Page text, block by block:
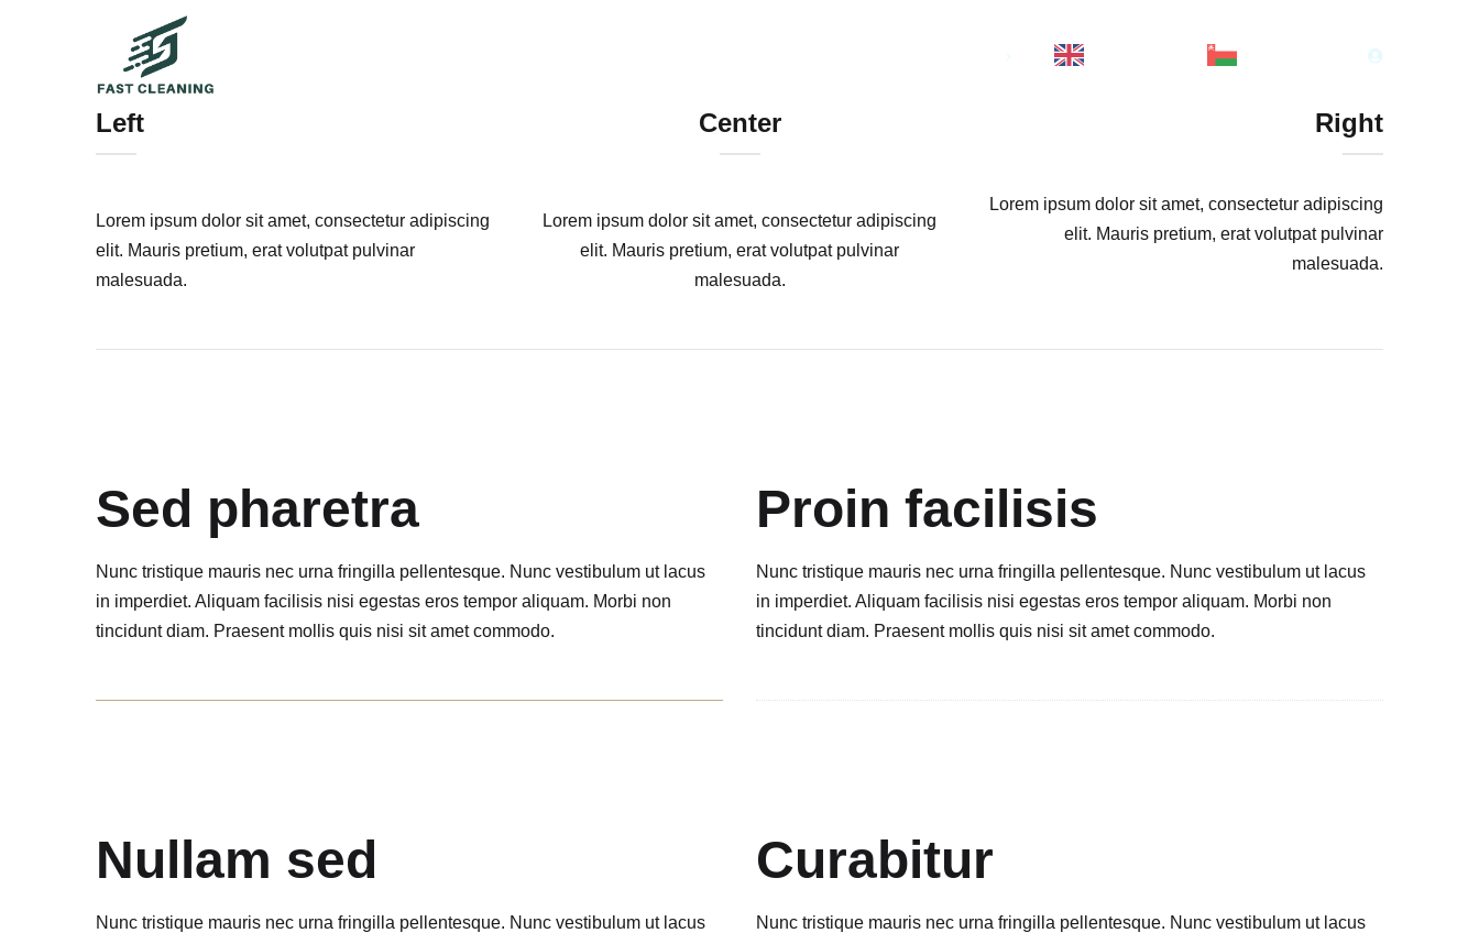
Left
Lorem ipsum dolor sit amet, consectetur adipiscing
elit. Mauris pretium, erat volutpat pulvinar
malesuada.
Center
Lorem ipsum dolor sit amet, consectetur adipiscing
elit. Mauris pretium, erat volutpat pulvinar
malesuada.
Right
Lorem ipsum dolor sit amet, consectetur adipiscing
elit. Mauris pretium, erat volutpat pulvinar
malesuada.
Sed pharetra
Nunc tristique mauris nec urna fringilla pellentesque. Nunc vestibulum ut lacus
in imperdiet. Aliquam facilisis nisi egestas eros tempor aliquam. Morbi non
tincidunt diam. Praesent mollis quis nisi sit amet commodo.
Proin facilisis
Nunc tristique mauris nec urna fringilla pellentesque. Nunc vestibulum ut lacus
in imperdiet. Aliquam facilisis nisi egestas eros tempor aliquam. Morbi non
tincidunt diam. Praesent mollis quis nisi sit amet commodo.
Nullam sed
Nunc tristique mauris nec urna fringilla pellentesque. Nunc vestibulum ut lacus
Curabitur
Nunc tristique mauris nec urna fringilla pellentesque. Nunc vestibulum ut lacus